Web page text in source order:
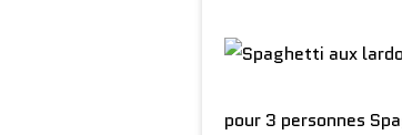
pour 3 personnes